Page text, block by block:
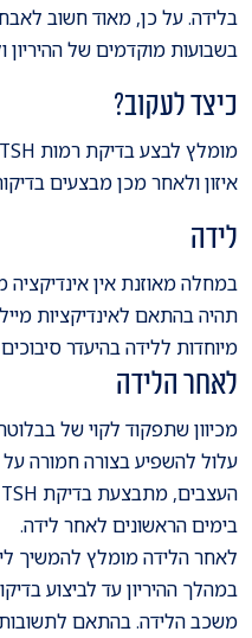
בלידה. על כן, מאוד חשוב
בשבועות מוקדמים של ההיריון
כיצד לעקוב?
איזון ולאחר מכן מבצעים
לידה
במחלה מאוזנת אין אינדיקציה
תהיה בהתאם לאינדיקציות
מיוחדות ללידה בהיעדר
לאחר הלידה
מכיוון שתפקוד לקוי של
עלול להשפיע בצורה חמורה
בימים הראשונים לאחר לידה.
לאחר הלידה מומלץ להמשיך
משכב הלידה. בהתאם לתשובות